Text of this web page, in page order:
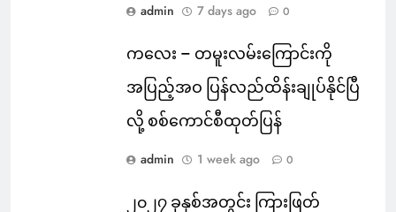
admin 7 days ago 0
ကလေး – တမူးလမ်းကြောင်းကို
အပြည့်အဝ ပြန်လည်ထိန်းချုပ်နိုင်ပြီ
လို့ စစ်ကောင်စီထုတ်ပြန်
admin 1 week ago 0
၂၀၂၇ ခုနှစ်အတွင်း ကြားဖြတ်